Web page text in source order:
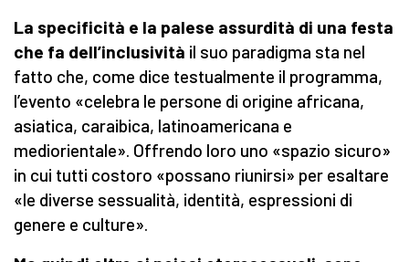
La specificità e la palese assurdità di una festa
che fa dell’inclusività il suo paradigma sta nel
fatto che, come dice testualmente il programma,
l’evento «celebra le persone di origine africana,
asiatica, caraibica, latinoamericana e
mediorientale». Offrendo loro uno «spazio sicuro»
in cui tutti costoro «possano riunirsi» per esaltare
«le diverse sessualità, identità, espressioni di
genere e culture».